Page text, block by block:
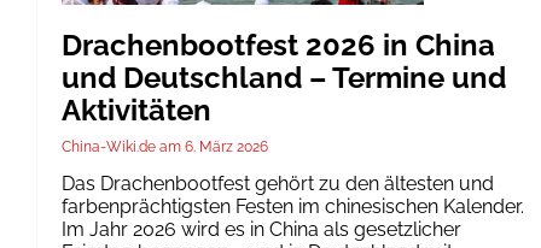
Drachenbootfest 2026 in China
und Deutschland – Termine und
Aktivitäten
China-Wiki.de 6. März 2026
Das Drachenbootfest gehört zu den ältesten und
farbenprächtigsten Festen im chinesischen Kalender.
Im Jahr 2026 wird es in China als gesetzlicher